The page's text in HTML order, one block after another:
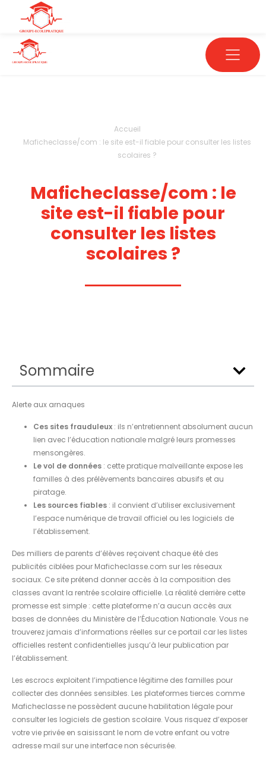
Accueil
Maficheclasse/com : le site est-il fiable pour consulter les listes
scolaires ?
Maficheclasse/com : le
site est-il fiable pour
consulter les listes
scolaires ?
Sommaire
Alerte aux arnaques
Ces sites frauduleux : ils n’entretiennent absolument aucun
lien avec l’éducation nationale malgré leurs promesses
mensongères.
Le vol de données : cette pratique malveillante expose les
familles à des prélèvements bancaires abusifs et au
piratage.
Les sources fiables : il convient d’utiliser exclusivement
l’espace numérique de travail officiel ou les logiciels de
l’établissement.
Des milliers de parents d’élèves reçoivent chaque été des
publicités ciblées pour Maficheclasse.com sur les réseaux
sociaux. Ce site prétend donner accès à la composition des
classes avant la rentrée scolaire officielle. La réalité derrière cette
promesse est simple : cette plateforme n’a aucun accès aux
bases de données du Ministère de l’Éducation Nationale. Vous ne
trouverez jamais d’informations réelles sur ce portail car les listes
officielles restent confidentielles jusqu’à leur publication par
l’établissement.
Les escrocs exploitent l’impatience légitime des familles pour
collecter des données sensibles. Les plateformes tierces comme
Maficheclasse ne possèdent aucune habilitation légale pour
consulter les logiciels de gestion scolaire. Vous risquez d’exposer
votre vie privée en saisissant le nom de votre enfant ou votre
adresse mail sur une interface non sécurisée.